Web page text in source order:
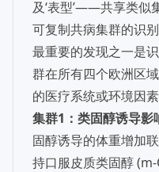
及‘表型’——共享类似
可复制共病集群的识别
最重要的发现之一是
群在所有四个欧洲区
的医疗系统或环境因素
集群1：类固醇诱导影
固醇诱导的体重增加
持口服皮质类固醇